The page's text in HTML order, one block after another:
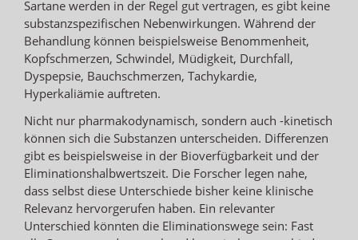
Sartane werden in der Regel gut vertragen, es gibt keine
substanzspezifischen Nebenwirkungen. Während der
Behandlung können beispielsweise Benommenheit,
Kopfschmerzen, Schwindel, Müdigkeit, Durchfall,
Dyspepsie, Bauchschmerzen, Tachykardie,
Hyperkaliämie auftreten.
Nicht nur pharmakodynamisch, sondern auch -kinetisch
können sich die Substanzen unterscheiden. Differenzen
gibt es beispielsweise in der Bioverfügbarkeit und der
Eliminationshalbwertszeit. Die Forscher legen nahe,
dass selbst diese Unterschiede bisher keine klinische
Relevanz hervorgerufen haben. Ein relevanter
Unterschied könnten die Eliminationswege sein: Fast